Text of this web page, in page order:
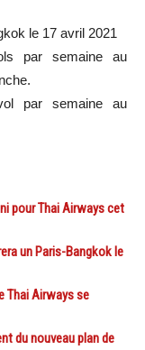
le 17 avril 2021
par semaine au
par semaine au
pour Thai Airways cet
un Paris-Bangkok le
Thai Airways se
du nouveau plan de